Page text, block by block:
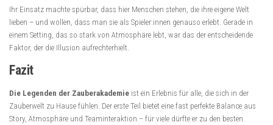
Ihr Einsatz machte spürbar, dass hier Menschen stehen, die ihre eigene Welt
lieben – und wollen, dass man sie als Spieler:innen genauso erlebt. Gerade in
einem Setting, das so stark von Atmosphäre lebt, war das der entscheidende
Faktor, der die Illusion aufrechterhielt.
Fazit
Die Legenden der Zauberakademie ist ein Erlebnis für alle, die sich in der
Zauberwelt zu Hause fühlen. Der erste Teil bietet eine fast perfekte Balance aus
Story, Atmosphäre und Teaminteraktion – für viele dürfte er zu den besten